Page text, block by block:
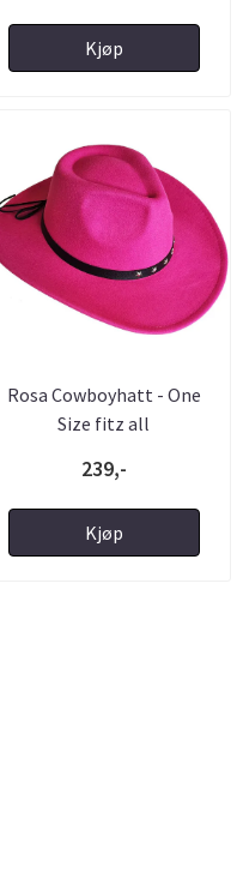
Kjøp
Rosa Cowboyhatt - One
Size fitz all
239,-
Kjøp